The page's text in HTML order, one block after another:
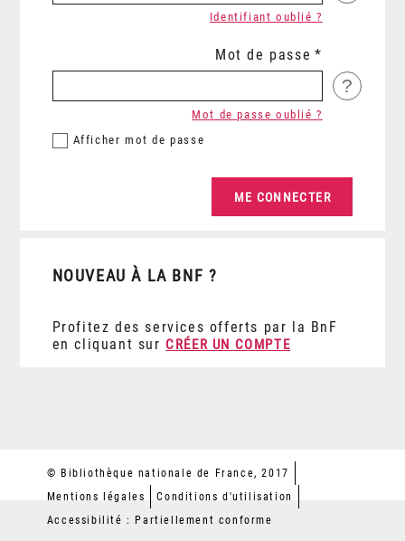
Identifiant oublié ?
Mot de passe
?
Afficher mot de passe
Mot de passe oublié ?
NOUVEAU À LA BNF ?
Profitez des services offerts par la BnF
en cliquant sur CRÉER UN COMPTE
© Bibliothèque nationale de France, 2017
Mentions légales
Conditions d'utilisation
Accessibilité : Partiellement conforme